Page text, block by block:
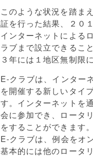
このような状況を踏ま
証を行った結果、２０
インターネットによる
ラブまで設立できるこ
３年には１地区無制限
E-クラブは、インター
を開催する新しいタイ
す。インターネットを
会に参加でき、ロータ
をすることができます。
E-クラブは、例会をオ
基本的には他のロータ